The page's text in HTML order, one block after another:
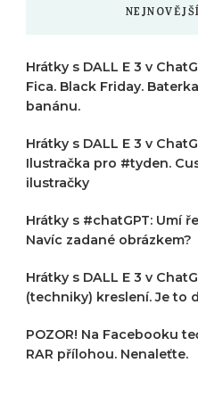
Hrátky s DALL E 3 v
Fica. Black Friday.
banánu.
Hrátky s DALL E 3 v
Ilustračka pro #tyden.
ilustračky
Hrátky s #chatGPT: Umí
Navíc zadané obrázkem?
Hrátky s DALL E 3 v
(techniky) kreslení. Je to
POZOR! Na Facebooku
RAR přílohou. Nenaleťte.